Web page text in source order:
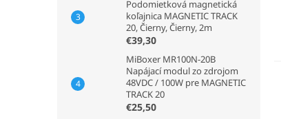
Podomietková magnetická
koľajnica MAGNETIC TRACK
20, Čierny, Čierny, 2m
€39,30
MiBoxer MR100N-20B
Napájací modul zo zdrojom
48VDC / 100W pre MAGNETIC
TRACK 20
€25,50